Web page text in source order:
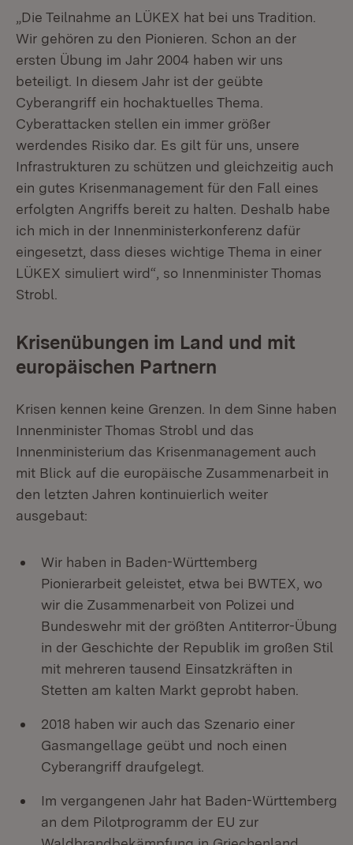
„Die Teilnahme an LÜKEX hat bei uns Tradition.
Wir gehören zu den Pionieren. Schon an der
ersten Übung im Jahr 2004 haben wir uns
beteiligt. In diesem Jahr ist der geübte
Cyberangriff ein hochaktuelles Thema.
Cyberattacken stellen ein immer größer
werdendes Risiko dar. Es gilt für uns, unsere
Infrastrukturen zu schützen und gleichzeitig auch
ein gutes Krisenmanagement für den Fall eines
erfolgten Angriffs bereit zu halten. Deshalb habe
ich mich in der Innenministerkonferenz dafür
eingesetzt, dass dieses wichtige Thema in einer
LÜKEX simuliert wird“, so Innenminister Thomas
Strobl.
Krisenübungen im Land und mit
europäischen Partnern
Krisen kennen keine Grenzen. In dem Sinne haben
Innenminister Thomas Strobl und das
Innenministerium das Krisenmanagement auch
mit Blick auf die europäische Zusammenarbeit in
den letzten Jahren kontinuierlich weiter
ausgebaut:
Wir haben in Baden-Württemberg
Pionierarbeit geleistet, etwa bei BWTEX, wo
wir die Zusammenarbeit von Polizei und
Bundeswehr mit der größten Antiterror-Übung
in der Geschichte der Republik im großen Stil
mit mehreren tausend Einsatzkräften in
Stetten am kalten Markt geprobt haben.
2018 haben wir auch das Szenario einer
Gasmangellage geübt und noch einen
Cyberangriff draufgelegt.
Im vergangenen Jahr hat Baden-Württemberg
an dem Pilotprogramm der EU zur